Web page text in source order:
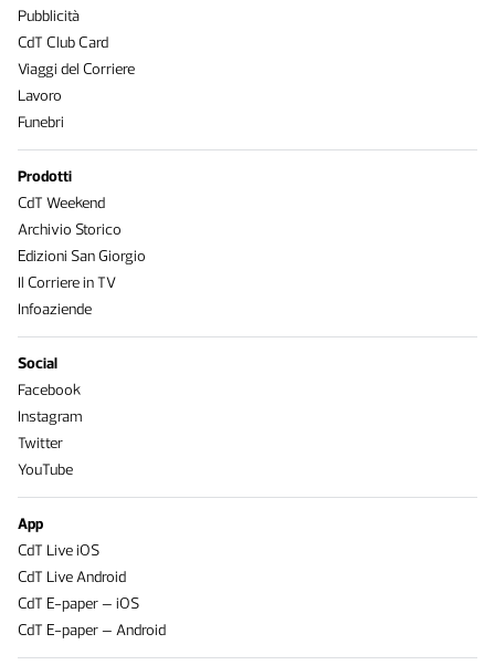
Pubblicità
CdT Club Card
Viaggi del Corriere
Lavoro
Funebri
Prodotti
CdT Weekend
Archivio Storico
Edizioni San Giorgio
Il Corriere in TV
Infoaziende
Social
Facebook
Instagram
Twitter
YouTube
App
CdT Live iOS
CdT Live Android
CdT E-paper – iOS
CdT E-paper – Android